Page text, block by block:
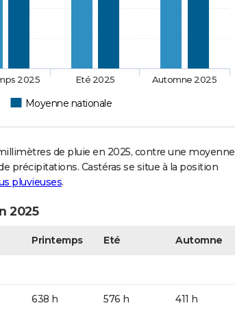
Moyenne nationale
2025 Eté 2025 Automne 2025
de pluie en 2025, contre une moyenne
précipitations. Castéras se situe à la position
pluvieuses.
2025
Printemps Eté Automne
638 h 576 h 411 h